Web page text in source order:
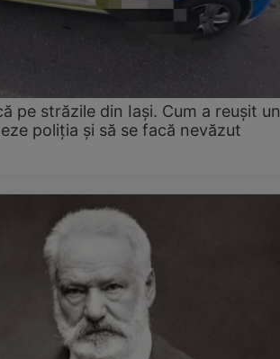
pe străzile din Iași. Cum a reușit un
poliția și să se facă nevăzut